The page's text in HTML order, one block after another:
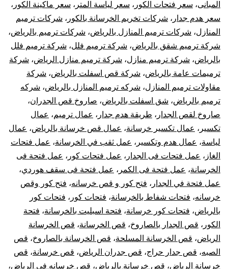
المبانى، سعر فتحات الكور ، سعر لياسة المتر ، سعر ماكينة الكور ،
سعر هدم جدار ، شركات تخريم الخرسانة بالكور ، شركات ترميم
المنازل، شركات ترميم المنازل بالرياض، شركات ترميم بالرياض،
شركة ترميم شقق بالرياض، شركة ترميم فلل، شركة ترميم فلل
بالرياض، شركة ترميم منازل، شركة ترميم منازل الرياض، شركة
ترميمات عامة بالرياض، شركة قص اسفلت بالرياض، شركة
مقاولات ترميم المنازل، شركه ترميم المنازل بالرياض، شركه
ترميم بالرياض، شق اسفلت بالرياض، صاروخ قص الجدران،
صاروخ لقص الجدار ، طريقة هدم جدار ، عمال ترميم، عمال
تكسير ، عمال تكسير خرسانة، عمال قص خرسانة بالرياض، عمال
لياسة، عمال هدم وتكسير ، عمل ثقب في الخرسانة، عمل فتحات
الغاز ، عمل فتحات فى الجدار ، عمل فتحات كور ، عمل فتحة فى
الخرسانة، عمل فتحة فى الكمر ، عمل فتحة فى سقف هوردي،
عمل فتحة في الجدار ، فتح كور و قص خرسانه، فتح كور وقص
خرسانه، فتحات شفاط بالخرسانة، فتحات كور ، فتحات كور
بالرياض، فتحات كور خرسانة، فتحة اسبليت بالخرسانة، فتحة
الكور ، قص الجدار بالصاروخ، قص الخرسانة، قص الخرسانة
الرياض، قص الخرسانة المسلحة، قص الخرسانة بالصاروخ، قص
الصبه، قص جدار حراج، قص جدران الرياض، قص خرسانة، قص
خرسانة الرياض، قص خرسانة بالرياض، قص خرسانه في الرياض،